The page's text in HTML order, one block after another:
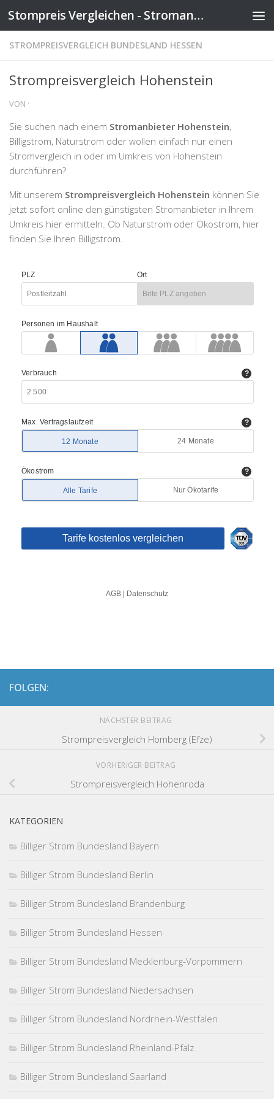
Zum Inhalt springen Stompreis Vergleichen - Stromanbieter wechseln
STROMPREISVERGLEICH BUNDESLAND HESSEN
Strompreisvergleich Hohenstein
VON ·
Sie suchen nach einem Stromanbieter Hohenstein,
Billigstrom, Naturstrom oder wollen einfach nur einen
Stromvergleich in oder im Umkreis von Hohenstein
durchführen?
Mit unserem Strompreisvergleich Hohenstein können Sie
jetzt sofort online den günstigsten Stromanbieter in Ihrem
Umkreis hier ermitteln. Ob Naturstrom oder Ökostrom, hier
finden Sie Ihren Billigstrom.
FOLGEN:
NÄCHSTER BEITRAG
Strompreisvergleich Homberg (Efze)
VORHERIGER BEITRAG
Strompreisvergleich Hohenroda
KATEGORIEN
Billiger Strom Bundesland Bayern
Billiger Strom Bundesland Berlin
Billiger Strom Bundesland Brandenburg
Billiger Strom Bundesland Hessen
Billiger Strom Bundesland Mecklenburg-Vorpommern
Billiger Strom Bundesland Niedersachsen
Billiger Strom Bundesland Nordrhein-Westfalen
Billiger Strom Bundesland Rheinland-Pfalz
Billiger Strom Bundesland Saarland